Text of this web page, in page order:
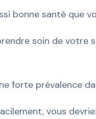
bonne santé que
soin de votre
forte prévalence
vous